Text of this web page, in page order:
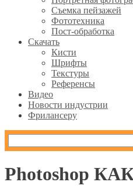
Съемка пейзажей
Фототехника
Пост-обработка
Скачать
Кисти
Шрифты
Текстуры
Референсы
Видео
Новости индустрии
Фрилансеру
Photoshop